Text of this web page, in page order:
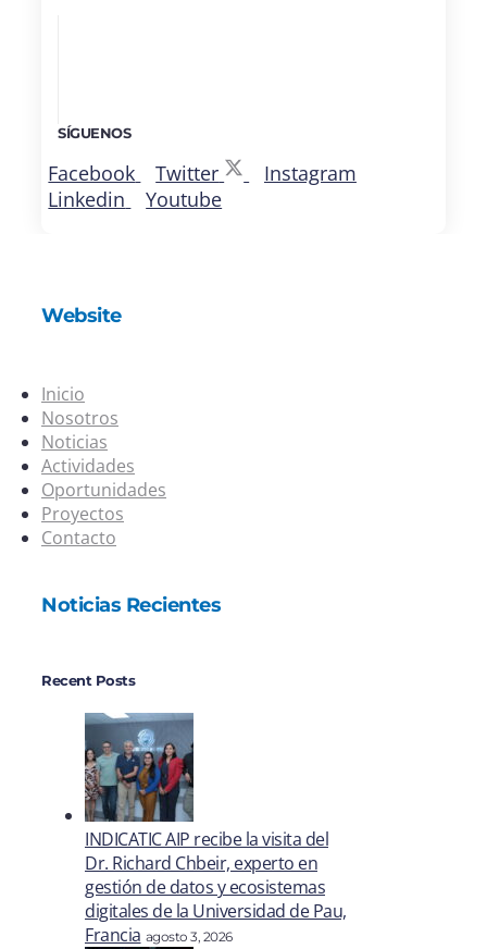
SÍGUENOS
Facebook Twitter
Instagram
Linkedin
Youtube
Website
Inicio
Nosotros
Noticias
Actividades
Oportunidades
Proyectos
Contacto
Noticias Recientes
Recent Posts
INDICATIC AIP recibe la visita del
Dr. Richard Chbeir, experto en
gestión de datos y ecosistemas
digitales de la Universidad de Pau,
Francia agosto 3, 2026